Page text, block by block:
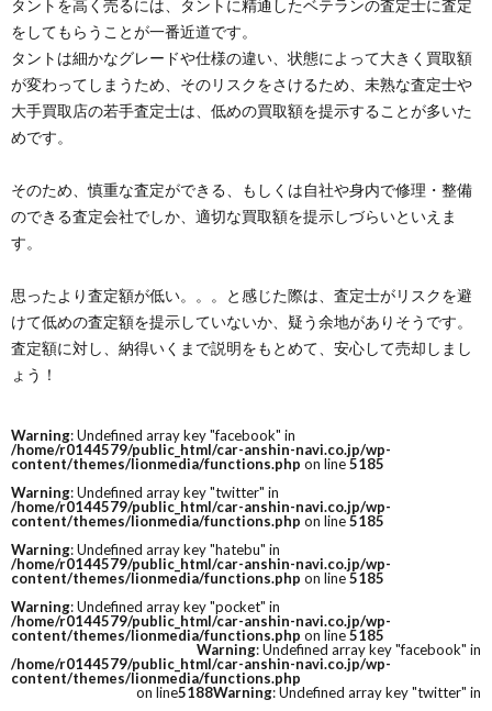
タントを高く売るには、タントに精通したベテランの査定士に査定
をしてもらうことが一番近道です。
タントは細かなグレードや仕様の違い、状態によって大きく買取額
が変わってしまうため、そのリスクをさけるため、未熟な査定士や
大手買取店の若手査定士は、低めの買取額を提示することが多いた
めです。
そのため、慎重な査定ができる、もしくは自社や身内で修理・整備
のできる査定会社でしか、適切な買取額を提示しづらいといえま
す。
思ったより査定額が低い。。。と感じた際は、査定士がリスクを避
けて低めの査定額を提示していないか、疑う余地がありそうです。
査定額に対し、納得いくまで説明をもとめて、安心して売却しまし
ょう！
Warning: Undefined array key "facebook" in
/home/r0144579/public_html/car-anshin-navi.co.jp/wp-
content/themes/lionmedia/functions.php on line5185
Warning: Undefined array key "twitter" in
/home/r0144579/public_html/car-anshin-navi.co.jp/wp-
content/themes/lionmedia/functions.php on line5185
Warning: Undefined array key "hatebu" in
/home/r0144579/public_html/car-anshin-navi.co.jp/wp-
content/themes/lionmedia/functions.php on line5185
Warning: Undefined array key "pocket" in
/home/r0144579/public_html/car-anshin-navi.co.jp/wp-
content/themes/lionmedia/functions.php on line5185
Warning: Undefined array key "facebook" in
/home/r0144579/public_html/car-anshin-navi.co.jp/wp-
content/themes/lionmedia/functions.php
on line5188Warning: Undefined array key "twitter" in